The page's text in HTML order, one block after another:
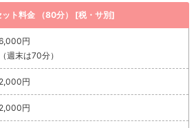
ット料金 （80分） [税・サ別]
円
（週末は70分）
2,000円
2,000円